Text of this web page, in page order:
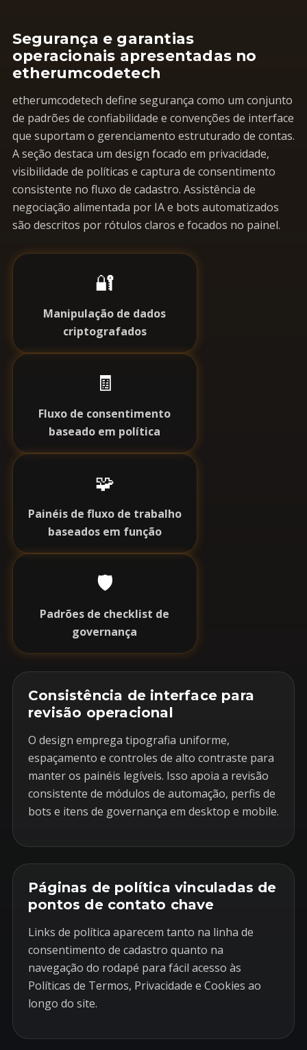
Segurança e garantias
operacionais apresentadas no
etherumcodetech
etherumcodetech define segurança como um conjunto
de padrões de confiabilidade e convenções de interface
que suportam o gerenciamento estruturado de contas.
A seção destaca um design focado em privacidade,
visibilidade de políticas e captura de consentimento
consistente no fluxo de cadastro. Assistência de
negociação alimentada por IA e bots automatizados
são descritos por rótulos claros e focados no painel.
🔐
Manipulação de dados
criptografados
🧾
Fluxo de consentimento
baseado em política
🧩
Painéis de fluxo de trabalho
baseados em função
🛡️
Padrões de checklist de
governança
Consistência de interface para
revisão operacional
O design emprega tipografia uniforme,
espaçamento e controles de alto contraste para
manter os painéis legíveis. Isso apoia a revisão
consistente de módulos de automação, perfis de
bots e itens de governança em desktop e mobile.
Páginas de política vinculadas de
pontos de contato chave
Links de política aparecem tanto na linha de
consentimento de cadastro quanto na
navegação do rodapé para fácil acesso às
Políticas de Termos, Privacidade e Cookies ao
longo do site.